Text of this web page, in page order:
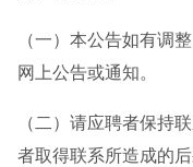
（一）本公告如有调
网上公告或通知。
（二）请应聘者保持
者取得联系所造成的